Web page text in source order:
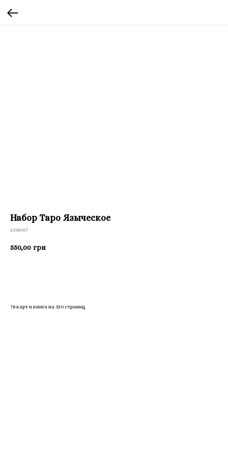
Набор Таро Языческое
1338067
550,00 грн
78 карт и книга на 320 страниц